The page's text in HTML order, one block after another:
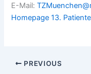
E-Mail:
Homepage 13.
PREVIOUS